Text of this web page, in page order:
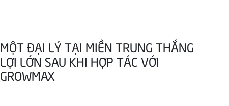
MỘT ĐẠI LÝ TẠI MIỀN TRUNG THẮNG
LỢI LỚN SAU KHI HỢP TÁC VỚI
GROWMAX